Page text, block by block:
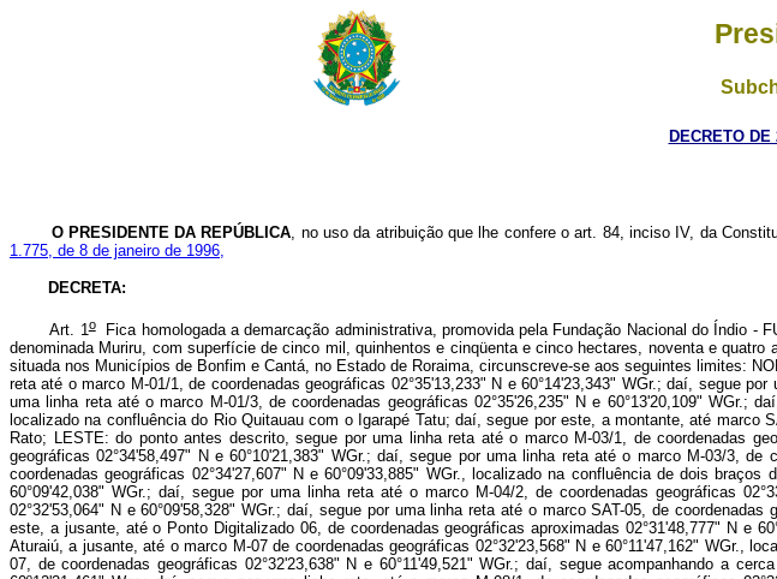
DECRETO
O PRESIDENTE DA REPÚBLICA, no uso da atribuição que lhe confere o art. 84, inciso IV, da
1.775, de 8 de janeiro de 1996,
DECRETA:
Art. 1oFica homologada a demarcação administrativa, promovida pela Fundação Nacional do Índio -
denominada Muriru, com superfície de cinco mil, quinhentos e cinqüenta e cinco hectares, noventa e
situada nos Municípios de Bonfim e Cantá, no Estado de Roraima, circunscreve-se aos seguintes limites:
reta até o marco M-01/1, de coordenadas geográficas 02°35'13,233" N e 60°14'23,343" WGr.; daí, segue
uma linha reta até o marco M-01/3, de coordenadas geográficas 02°35'26,235" N e 60°13'20,109" WGr.;
localizado na confluência do Rio Quitauau com o Igarapé Tatu; daí, segue por este, a montante, até marco
Rato; LESTE: do ponto antes descrito, segue por uma linha reta até o marco M-03/1, de coordenadas
geográficas 02°34'58,497" N e 60°10'21,383" WGr.; daí, segue por uma linha reta até o marco M-03/3,
coordenadas geográficas 02°34'27,607" N e 60°09'33,885" WGr., localizado na confluência de dois
60°09'42,038" WGr.; daí, segue por uma linha reta até o marco M-04/2, de coordenadas geográficas
02°32'53,064" N e 60°09'58,328" WGr.; daí, segue por uma linha reta até o marco SAT-05, de
este, a jusante, até o Ponto Digitalizado 06, de coordenadas geográficas aproximadas 02°31'48,777" N e
Aturaiú, a jusante, até o marco M-07 de coordenadas geográficas 02°32'23,568" N e 60°11'47,162" WGr.,
07, de coordenadas geográficas 02°32'23,638" N e 60°11'49,521" WGr.; daí, segue acompanhando a